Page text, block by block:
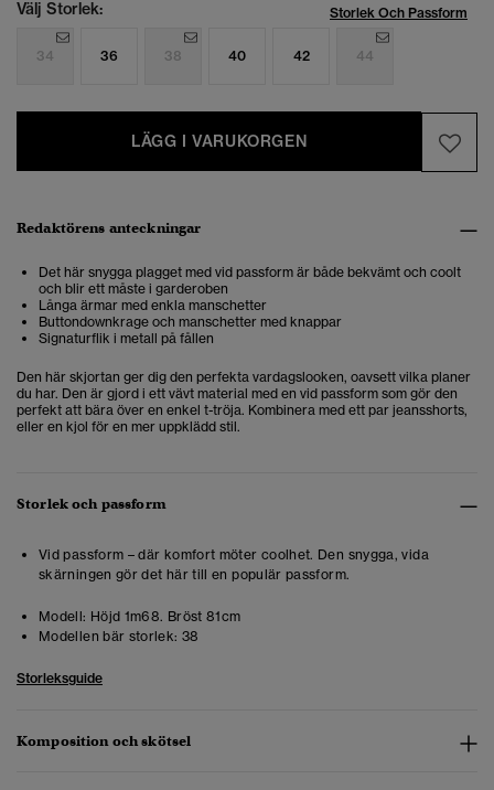
Välj Storlek: Storlek Och Passform
34 36 38 40 42 44
LÄGG I VARUKORGEN
Redaktörens anteckningar
Det här snygga plagget med vid passform är både bekvämt och coolt
och blir ett måste i garderoben
Långa ärmar med enkla manschetter
Buttondownkrage och manschetter med knappar
Signaturflik i metall på fållen
Den här skjortan ger dig den perfekta vardagslooken, oavsett vilka planer
du har. Den är gjord i ett vävt material med en vid passform som gör den
perfekt att bära över en enkel t-tröja. Kombinera med ett par jeansshorts,
eller en kjol för en mer uppklädd stil.
Storlek och passform
Vid passform – där komfort möter coolhet. Den snygga, vida
skärningen gör det här till en populär passform.
Modell: Höjd 1m68. Bröst 81cm
Modellen bär storlek: 38
Storleksguide
Komposition och skötsel